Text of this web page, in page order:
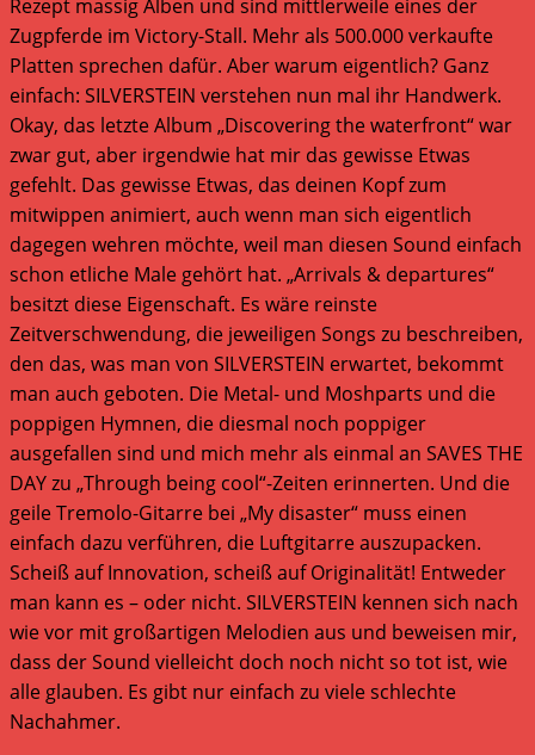
Rezept massig Alben und sind mittlerweile eines der
Zugpferde im Victory-Stall. Mehr als 500.000 verkaufte
Platten sprechen dafür. Aber warum eigentlich? Ganz
einfach: SILVERSTEIN verstehen nun mal ihr Handwerk.
Okay, das letzte Album „Discovering the waterfront“ war
zwar gut, aber irgendwie hat mir das gewisse Etwas
gefehlt. Das gewisse Etwas, das deinen Kopf zum
mitwippen animiert, auch wenn man sich eigentlich
dagegen wehren möchte, weil man diesen Sound einfach
schon etliche Male gehört hat. „Arrivals & departures“
besitzt diese Eigenschaft. Es wäre reinste
Zeitverschwendung, die jeweiligen Songs zu beschreiben,
den das, was man von SILVERSTEIN erwartet, bekommt
man auch geboten. Die Metal- und Moshparts und die
poppigen Hymnen, die diesmal noch poppiger
ausgefallen sind und mich mehr als einmal an SAVES THE
DAY zu „Through being cool“-Zeiten erinnerten. Und die
geile Tremolo-Gitarre bei „My disaster“ muss einen
einfach dazu verführen, die Luftgitarre auszupacken.
Scheiß auf Innovation, scheiß auf Originalität! Entweder
man kann es – oder nicht. SILVERSTEIN kennen sich nach
wie vor mit großartigen Melodien aus und beweisen mir,
dass der Sound vielleicht doch noch nicht so tot ist, wie
alle glauben. Es gibt nur einfach zu viele schlechte
Nachahmer.